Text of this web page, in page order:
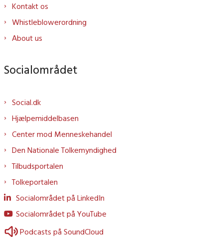
Kontakt os
Whistleblowerordning
About us
Socialområdet
Social.dk
Hjælpemiddelbasen
Center mod Menneskehandel
Den Nationale Tolkemyndighed
Tilbudsportalen
Tolkeportalen
Socialområdet på LinkedIn
Socialområdet på YouTube
Podcasts på SoundCloud